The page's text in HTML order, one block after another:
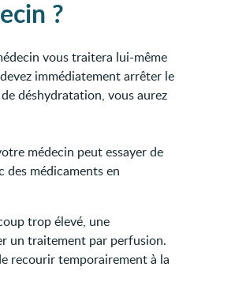
?
vous traitera lui-même
immédiatement arrêter le
déshydratation, vous aurez
médecin peut essayer de
des médicaments en
trop élevé, une
un traitement par perfusion.
recourir temporairement à la